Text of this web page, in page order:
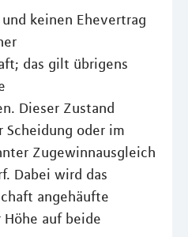
keinen Ehevertrag
das gilt übrigens
Dieser Zustand
Scheidung oder im
Zugewinnausgleich
Dabei wird das
angehäufte
auf beide